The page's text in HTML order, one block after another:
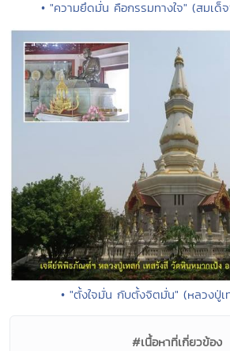
• "ความยึดมั่น คือกรรมทางใจ" (สมเ
• "ตั้งใจมั่น กับตั้งจิตมั่น" (หลวงปู่เ
#เนื้อหาที่เกี่ยวข้อง